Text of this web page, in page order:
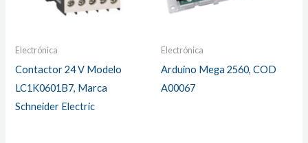
Electrónica
Contactor 24 V Modelo
LC1K0601B7, Marca
Schneider Electric
Electrónica
Arduino Mega 2560, COD
A00067